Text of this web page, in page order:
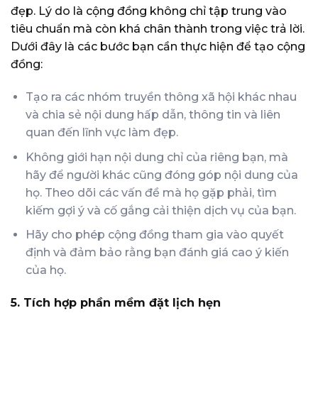
đẹp. Lý do là cộng đồng không chỉ tập trung vào
tiêu chuẩn mà còn khá chân thành trong việc trả lời.
Dưới đây là các bước bạn cần thực hiện để tạo cộng
đồng:
Tạo ra các nhóm truyền thông xã hội khác nhau
và chia sẻ nội dung hấp dẫn, thông tin và liên
quan đến lĩnh vực làm đẹp.
Không giới hạn nội dung chỉ của riêng bạn, mà
hãy để người khác cũng đóng góp nội dung của
họ. Theo dõi các vấn đề mà họ gặp phải, tìm
kiếm gợi ý và cố gắng cải thiện dịch vụ của bạn.
Hãy cho phép cộng đồng tham gia vào quyết
định và đảm bảo rằng bạn đánh giá cao ý kiến ​​
của họ.
5. Tích hợp phần mềm đặt lịch hẹn